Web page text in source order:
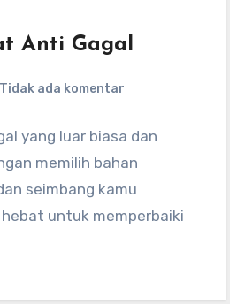
Anti Gagal
Tidak ada komentar
yang luar biasa dan
memilih bahan
seimbang kamu
untuk memperbaiki